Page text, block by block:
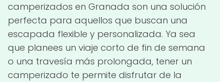
camperizados en Granada son una solución
perfecta para aquellos que buscan una
escapada flexible y personalizada. Ya sea
que planees un viaje corto de fin de semana
o una travesía más prolongada, tener un
camperizado te permite disfrutar de la